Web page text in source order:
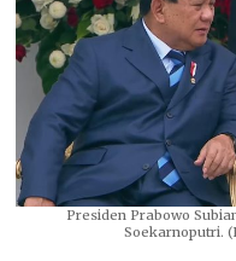
Presiden Prabowo
Soekarnoputri.